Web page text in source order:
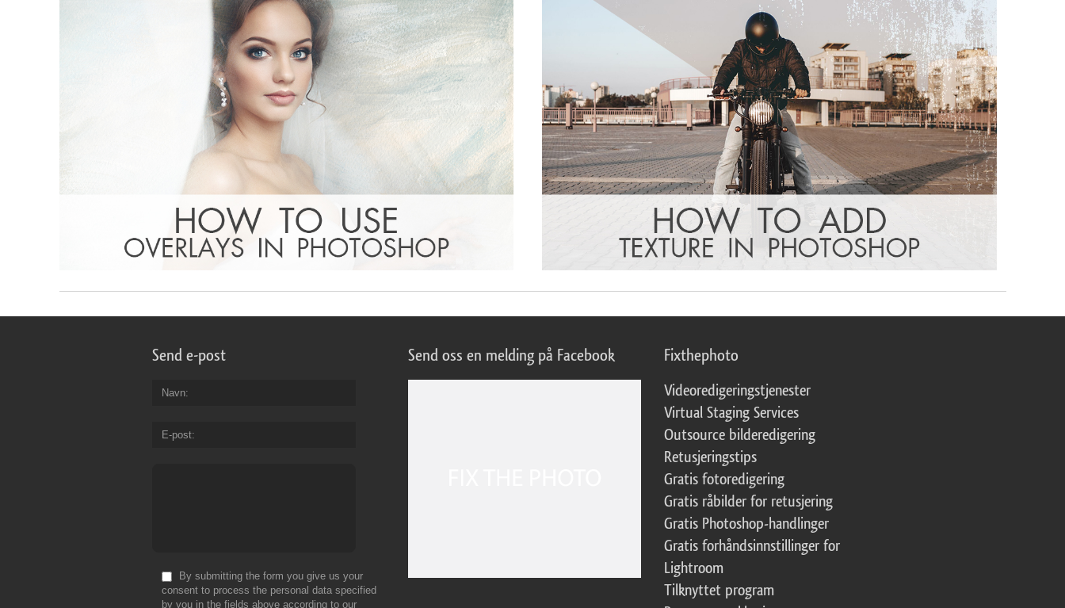
Send e-post
Navn
E-post
By submitting the form you give us your
consent to process the personal data specified
by you in the fields above according to our
Send oss en melding på Facebook Fixthephoto
Videoredigeringstjenester
Virtual Staging Services
Outsource bilderedigering
Retusjeringstips
Gratis fotoredigering
Gratis råbilder for retusjering
Gratis Photoshop-handlinger
Gratis forhåndsinnstillinger for
Lightroom
Tilknyttet program